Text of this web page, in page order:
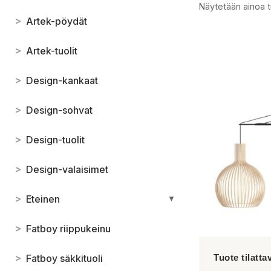
> Artek-pöydät
> Artek-tuolit
> Design-kankaat
> Design-sohvat
> Design-tuolit
> Design-valaisimet
> Eteinen ▼
> Fatboy riippukeinu
> Fatboy säkkituoli
Näytetään ainoa